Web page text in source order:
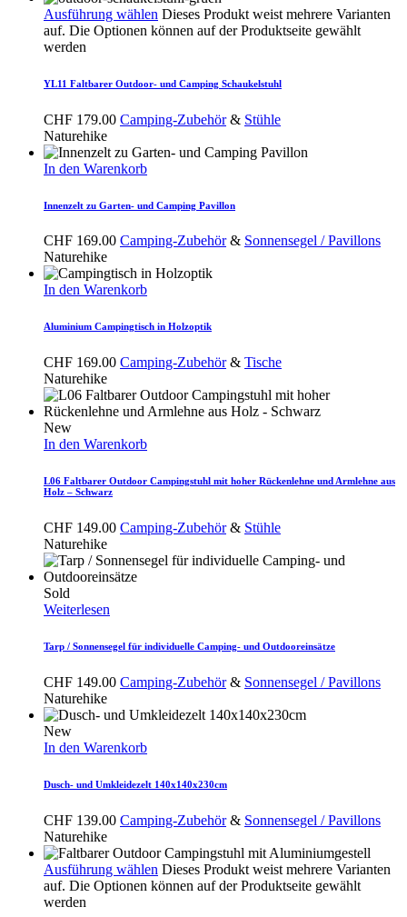
Ausführung wählen Dieses Produkt weist mehrere Varianten
auf. Die Optionen können auf der Produktseite gewählt
werden
YL11 Faltbarer Outdoor- und Camping Schaukelstuhl
CHF 179.00 Camping-Zubehör& Stühle
Naturehike
In den Warenkorb
Innenzelt zu Garten- und Camping Pavillon
CHF 169.00 Camping-Zubehör& Sonnensegel / Pavillons
Naturehike
In den Warenkorb
Aluminium Campingtisch in Holzoptik
CHF 169.00 Camping-Zubehör& Tische
Naturehike
New
In den Warenkorb
L06 Faltbarer Outdoor Campingstuhl mit hoher Rückenlehne und Armlehne aus
Holz – Schwarz
CHF 149.00 Camping-Zubehör& Stühle
Naturehike
Sold
Weiterlesen
Tarp / Sonnensegel für individuelle Camping- und Outdooreinsätze
CHF 149.00 Camping-Zubehör& Sonnensegel / Pavillons
Naturehike
New
In den Warenkorb
Dusch- und Umkleidezelt 140x140x230cm
CHF 139.00 Camping-Zubehör& Sonnensegel / Pavillons
Naturehike
Ausführung wählen Dieses Produkt weist mehrere Varianten
auf. Die Optionen können auf der Produktseite gewählt
werden